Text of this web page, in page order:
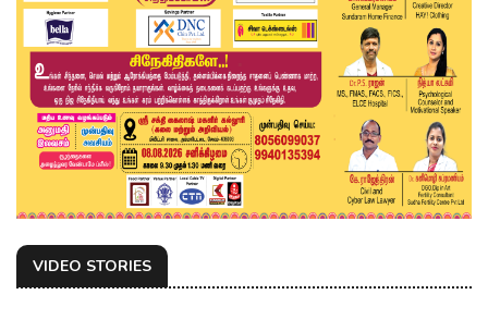
VIDEO STORIES